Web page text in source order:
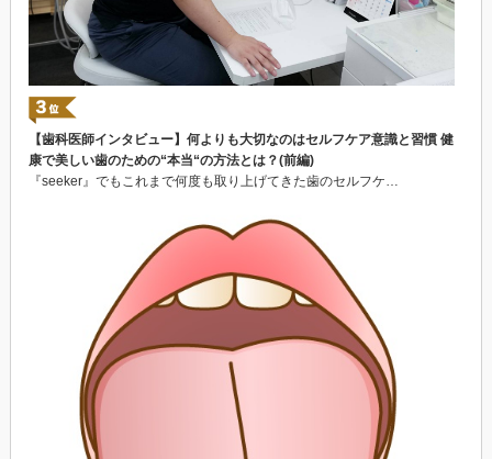
【歯科医師インタビュー】何よりも大切なのはセルフケア意識と習慣 健
康で美しい歯のための“本当“の方法とは？(前編)
『seeker』でもこれまで何度も取り上げてきた歯のセルフケ…